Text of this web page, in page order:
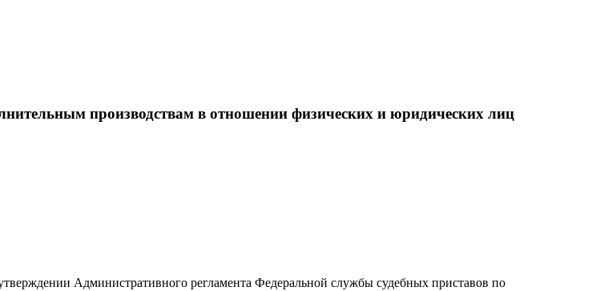
производствам в отношении физических и юридических лиц
Административного регламента Федеральной службы судебных приставов по